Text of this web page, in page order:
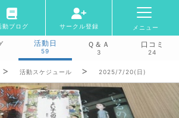
動ブログ サークル登録 メニュー
活動日
59
Ｑ＆Ａ
3
口コミ
24
活動スケジュール 2025/7/20(日)